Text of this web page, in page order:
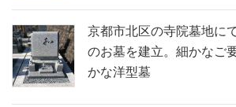
京都市北区の寺院墓地に
のお墓を建立。細かなご
かな洋型墓